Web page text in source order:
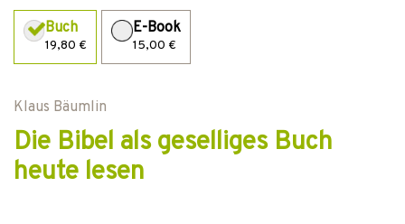
Buch
19,80 €
E-Book
15,00 €
Klaus Bäumlin
Die Bibel als geselliges Buch
heute lesen